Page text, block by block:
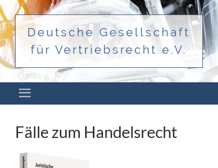
Deutsche Gesellschaft
für Vertriebsrecht e.V.
Fälle zum Handelsrecht